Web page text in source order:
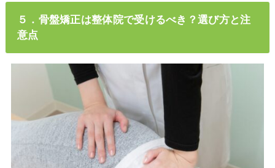
５．骨盤矯正は整体院で受けるべき？選び方と注
意点